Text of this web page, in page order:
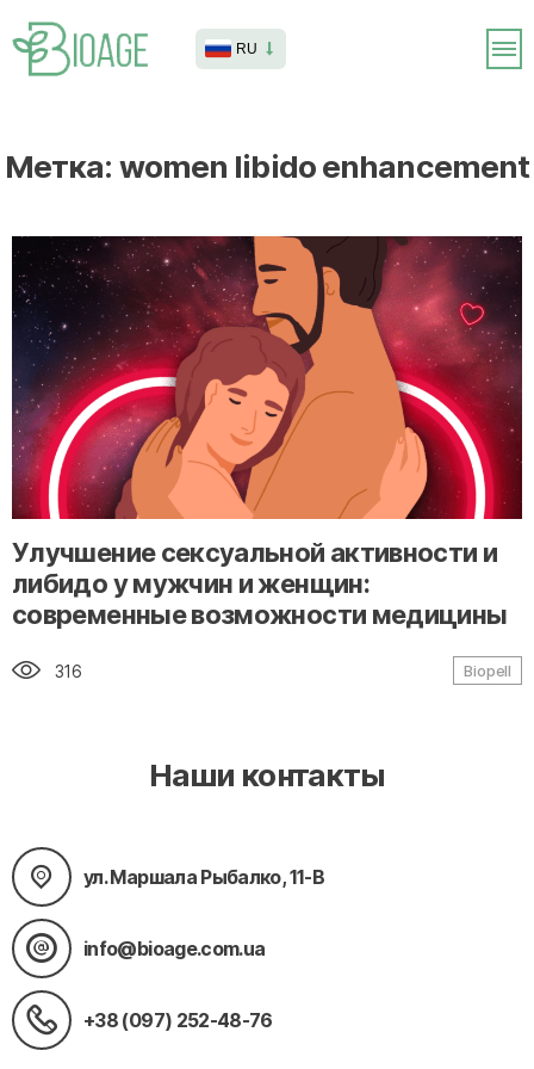
RU
Метка: women libido enhancement
" alt="loading" class="img-responsive"/>
Улучшение сексуальной активности и
либидо у мужчин и женщин:
современные возможности медицины
316 Biopell
Наши контакты
ул. Маршала Рыбалко, 11-В
info@bioage.com.ua
+38 (097) 252-48-76